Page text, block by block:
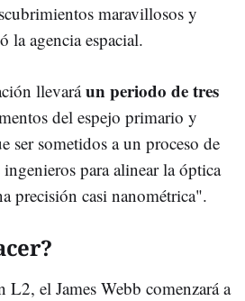
maravillosos y
la agencia espacial.
llevaráun periodo de tres
del espejo primario y
ser sometidos a un proceso de
para alinear la óptica
precisión casi nanométrica".
L2, el James Webb comenzará a